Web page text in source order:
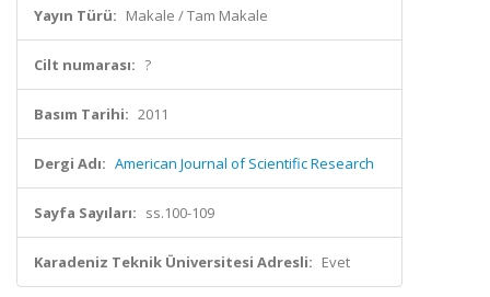
Yayın Türü: Makale / Tam Makale
Cilt numarası: ?
Basım Tarihi: 2011
Dergi Adı: American Journal of Scientific Research
Sayfa Sayıları: ss.100-109
Karadeniz Teknik Üniversitesi Adresli: Evet